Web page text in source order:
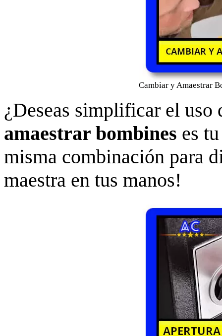
Cambiar y Amaestrar
¿Deseas simplificar el uso
amaestrar bombines es
misma combinación para
maestra en tus manos!